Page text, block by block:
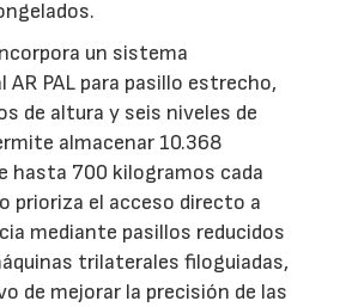
un sistema
AR PAL para pasillo estrecho,
de altura y seis niveles de
almacenar 10.368
hasta 700 kilogramos cada
prioriza el acceso directo a
mediante pasillos reducidos
trilaterales filoguiadas,
de mejorar la precisión de las